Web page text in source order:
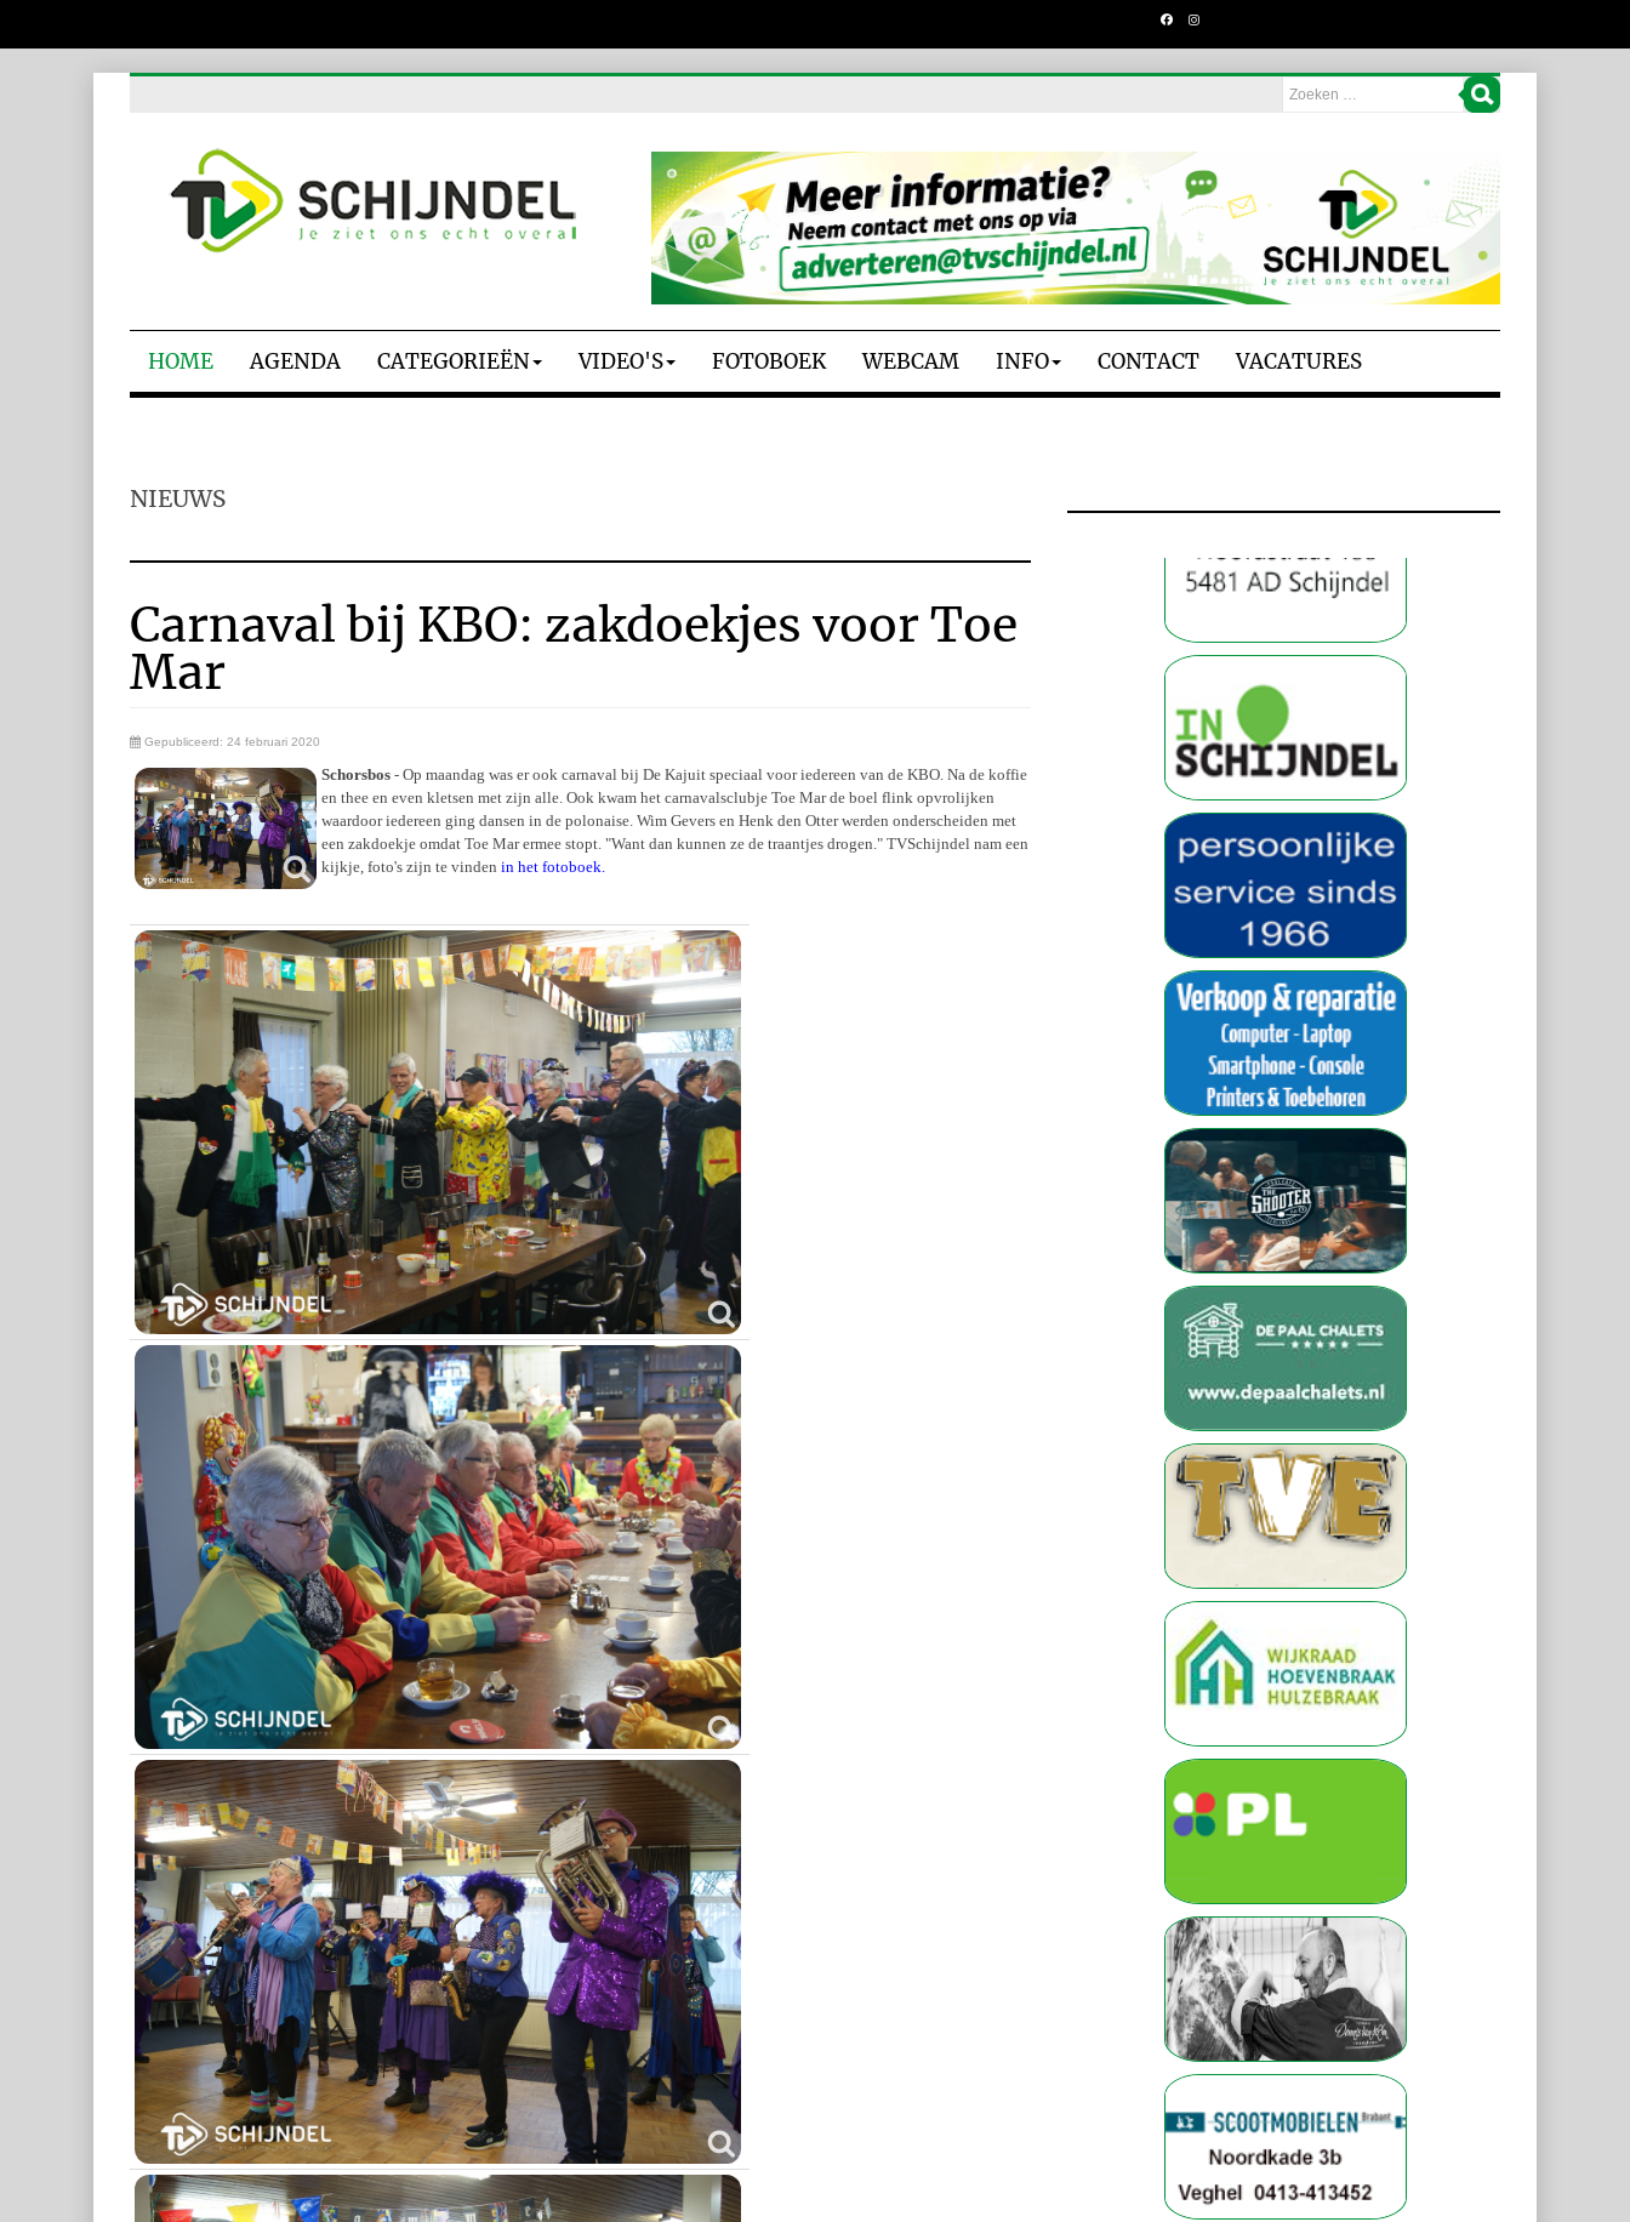
HOME AGENDA CATEGORIEËN VIDEO'S FOTOBOEK WEBCAM INFO CONTACT VACATURES
NIEUWS
Carnaval bij KBO: zakdoekjes voor Toe
Mar
Gepubliceerd: 24 februari 2020
Schorsbos - Op maandag was er ook carnaval bij De Kajuit speciaal voor iedereen van de KBO. Na de koffie
en thee en even kletsen met zijn alle. Ook kwam het carnavalsclubje Toe Mar de boel flink opvrolijken
waardoor iedereen ging dansen in de polonaise. Wim Gevers en Henk den Otter werden onderscheiden met
een zakdoekje omdat Toe Mar ermee stopt. "Want dan kunnen ze de traantjes drogen." TVSchijndel nam een
kijkje, foto's zijn te vinden in het fotoboek.